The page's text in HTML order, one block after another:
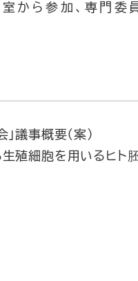
室から参加、専門
議事概要（案）
生殖細胞を用いるヒ